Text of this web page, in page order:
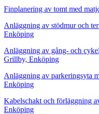
Finplanering av tomt med
Anläggning av stödmur och
Enköping
Anläggning av gång- och
Grillby, Enköping
Anläggning av parkeringsyta
Enköping
Kabelschakt och förläggning
Enköping